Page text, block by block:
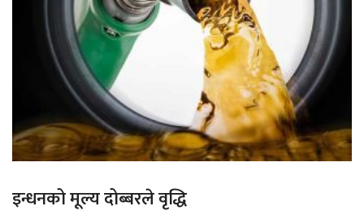
इन्धनको मूल्य दोब्बरले वृद्धि